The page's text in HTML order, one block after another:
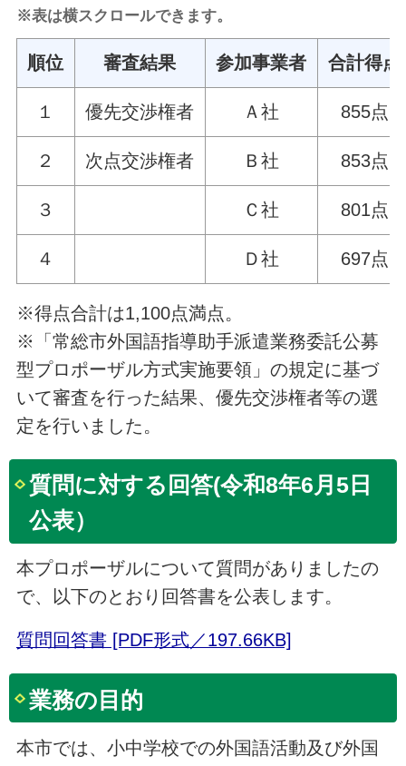
※表は横スクロールできます。
順位 審査結果 参加事業者 合計得点
１ 優先交渉権者 Ａ社 855点
２ 次点交渉権者 Ｂ社 853点
３ Ｃ社 801点
４ Ｄ社 697点
※得点合計は1,100点満点。
※「常総市外国語指導助手派遣業務委託公募
型プロポーザル方式実施要領」の規定に基づ
いて審査を行った結果、優先交渉権者等の選
定を行いました。
質問に対する回答(令和8年6月5日
公表）
本プロポーザルについて質問がありましたの
で、以下のとおり回答書を公表します。
質問回答書 [PDF形式／197.66KB]
業務の目的
本市では、小中学校での外国語活動及び外国